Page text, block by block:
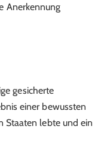
Anerkennung
gesicherte
einer bewussten
Staaten lebte und ein